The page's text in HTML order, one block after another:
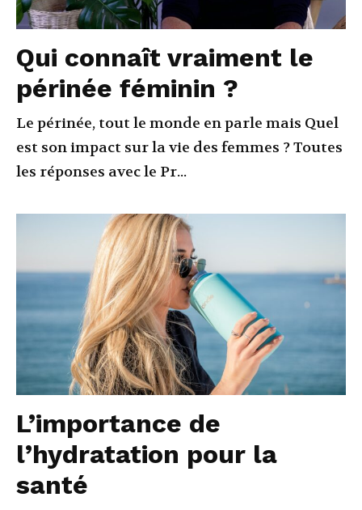
Qui connaît vraiment le
périnée féminin ?
Le périnée, tout le monde en parle mais Quel
est son impact sur la vie des femmes ? Toutes
les réponses avec le Pr...
L’importance de
l’hydratation pour la
santé